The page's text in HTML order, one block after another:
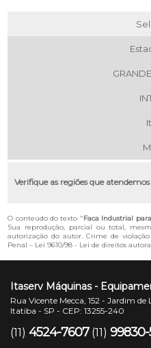
Verifique as regiões que atendemos
O conteúdo do texto "Faca Industrial
Sua reprodução, parcial ou total,
autorização do autor. Crime de
Penal – Lei 9610/98 - Lei de direitos
Itaserv Máquinas -
Rua Vicente Mecca, 152 - Jardim de
Itatiba - SP - CEP: 13255-240
(11) 4524-7607 (11) 99830-